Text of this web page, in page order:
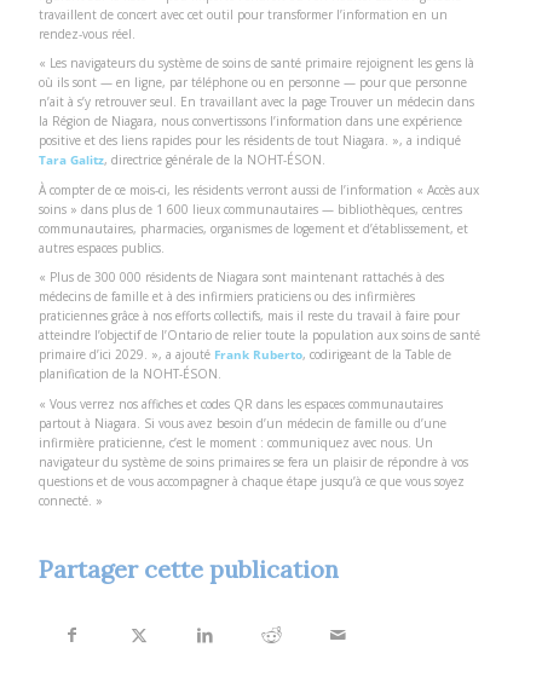
travaillent de concert avec cet outil pour transformer l’information en un
rendez-vous réel.
« Les navigateurs du système de soins de santé primaire rejoignent les gens là
où ils sont — en ligne, par téléphone ou en personne — pour que personne
n’ait à s’y retrouver seul. En travaillant avec la page Trouver un médecin dans
la Région de Niagara, nous convertissons l’information dans une expérience
positive et des liens rapides pour les résidents de tout Niagara. », a indiqué
Tara Galitz, directrice générale de la NOHT-ÉSON.
À compter de ce mois-ci, les résidents verront aussi de l’information « Accès aux
soins » dans plus de 1 600 lieux communautaires — bibliothèques, centres
communautaires, pharmacies, organismes de logement et d’établissement, et
autres espaces publics.
« Plus de 300 000 résidents de Niagara sont maintenant rattachés à des
médecins de famille et à des infirmiers praticiens ou des infirmières
praticiennes grâce à nos efforts collectifs, mais il reste du travail à faire pour
atteindre l’objectif de l’Ontario de relier toute la population aux soins de santé
primaire d’ici 2029. », a ajouté Frank Ruberto, codirigeant de la Table de
planification de la NOHT-ÉSON.
« Vous verrez nos affiches et codes QR dans les espaces communautaires
partout à Niagara. Si vous avez besoin d’un médecin de famille ou d’une
infirmière praticienne, c’est le moment : communiquez avec nous. Un
navigateur du système de soins primaires se fera un plaisir de répondre à vos
questions et de vous accompagner à chaque étape jusqu’à ce que vous soyez
connecté. »
Partager cette publication